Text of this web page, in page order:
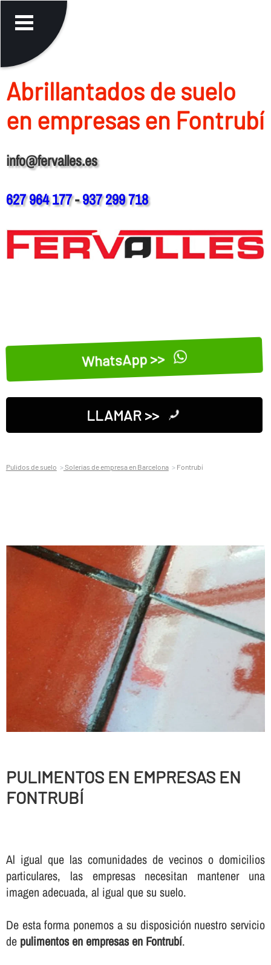
Abrillantados de suelo
en empresas en Fontrubí
info@fervalles.es
627 964 177-937 299 718
WhatsApp >>
LLAMAR >>
Pulidos de suelo Solerias de empresa en Barcelona Fontrubí
PULIMENTOS EN EMPRESAS EN
FONTRUBÍ
Al igual que las comunidades de vecinos o domicilios
particulares, las empresas necesitan mantener una
imagen adecuada, al igual que su suelo.
De esta forma ponemos a su disposición nuestro servicio
de pulimentos en empresas en Fontrubí.